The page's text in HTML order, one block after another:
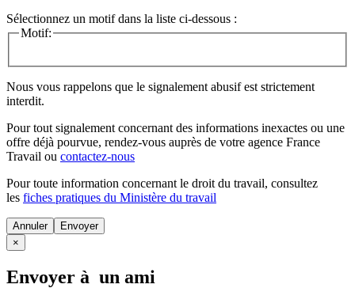
Sélectionnez un motif dans la liste ci-dessous :
Motif:
Nous vous rappelons que le signalement abusif est strictement
interdit.
Pour tout signalement concernant des informations inexactes ou une
offre déjà pourvue, rendez-vous auprès de votre agence France
Travail ou contactez-nous
Pour toute information concernant le droit du travail, consultez
les fiches pratiques du Ministère du travail
Annuler
×
Envoyer à un ami